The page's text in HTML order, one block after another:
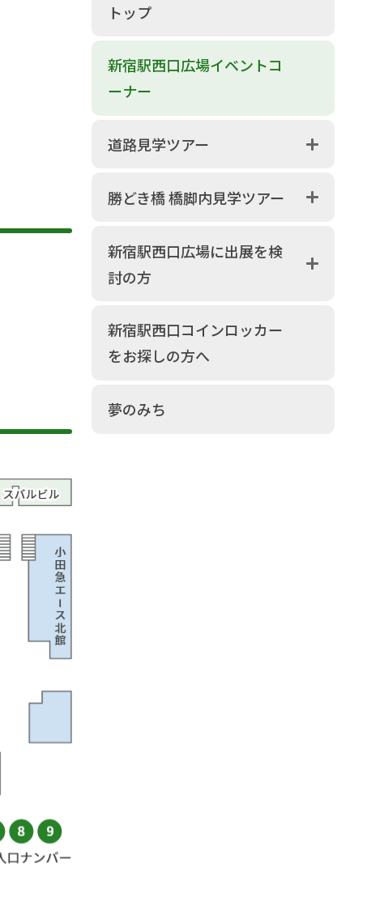
トップ
新宿駅西口広場イベントコ
ーナー
道路見学ツアー
勝どき橋 橋脚内見学ツアー
新宿駅西口広場に出展を検
討の方
新宿駅西口コインロッカー
をお探しの方へ
夢のみち